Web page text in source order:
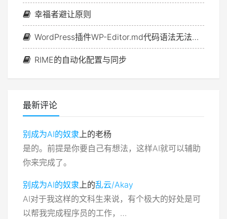
幸福者避让原则
WordPress插件WP-Editor.md代码语法无法高亮问题的解决方案
RIME的自动化配置与同步
最新评论
别成为AI的奴隶上的老杨
是的。前提是你要自己有想法，这样AI就可以辅助
你来完成了。
别成为AI的奴隶上的乱云/Akay
AI对于我这样的文科生来说，有个极大的好处是可
以帮我完成程序员的工作，…